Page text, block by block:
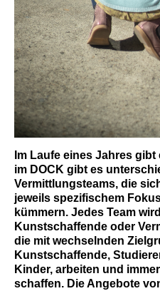
Im Laufe eines Jahres
im DOCK gibt es
Vermittlungsteams, die
jeweils spezifischem
kümmern. Jedes Team
Kunstschaffende oder
die mit wechselnden
Kunstschaffende,
Kinder, arbeiten und
schaffen. Die Angebote